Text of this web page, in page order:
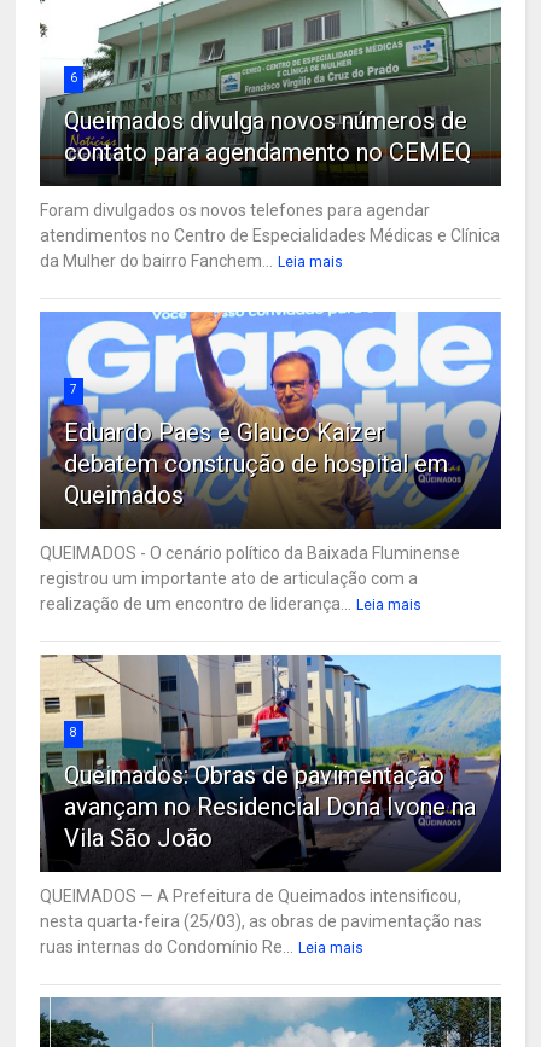
6
Queimados divulga novos números de
contato para agendamento no CEMEQ
Foram divulgados os novos telefones para agendar
atendimentos no Centro de Especialidades Médicas e Clínica
da Mulher do bairro Fanchem...
Leia mais
7
Eduardo Paes e Glauco Kaizer
debatem construção de hospital em
Queimados
QUEIMADOS - O cenário político da Baixada Fluminense
registrou um importante ato de articulação com a
realização de um encontro de liderança...
Leia mais
8
Queimados: Obras de pavimentação
avançam no Residencial Dona Ivone na
Vila São João
QUEIMADOS — A Prefeitura de Queimados intensificou,
nesta quarta-feira (25/03), as obras de pavimentação nas
ruas internas do Condomínio Re...
Leia mais